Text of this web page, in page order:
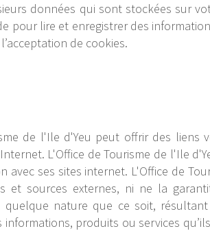
données qui sont stockées sur
pour lire et enregistrer des
de cookies.
de l'Ile d'Yeu peut offrir des liens
L'Office de Tourisme de l'Ile
avec ses sites internet. L'Office de
et sources externes, ni ne la
quelque nature que ce soit,
produits ou services